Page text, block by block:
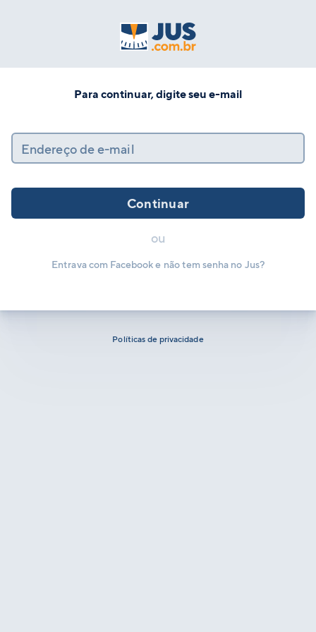
Para continuar, digite seu e-mail
Endereço de e-mail
Continuar
ou
Entrava com Facebook e não tem senha no Jus?
Políticas de privacidade